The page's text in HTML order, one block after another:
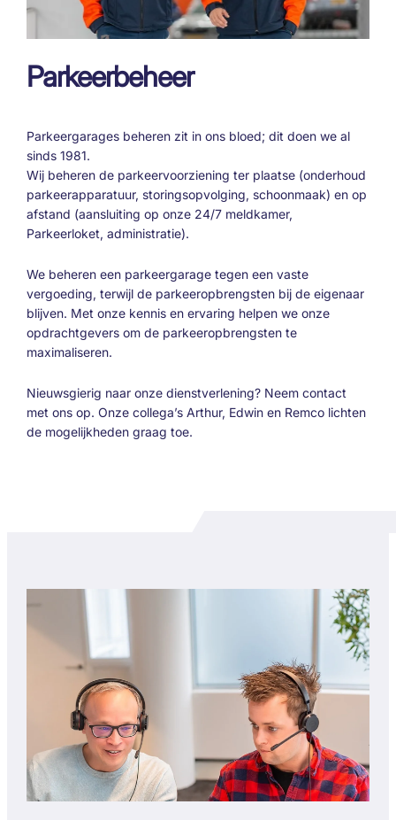
Parkeerbeheer
Parkeergarages beheren zit in ons bloed; dit doen we al
sinds 1981.
Wij beheren de parkeervoorziening ter plaatse (onderhoud
parkeerapparatuur, storingsopvolging, schoonmaak) en op
afstand (aansluiting op onze 24/7 meldkamer,
Parkeerloket, administratie).
We beheren een parkeergarage tegen een vaste
vergoeding, terwijl de parkeeropbrengsten bij de eigenaar
blijven. Met onze kennis en ervaring helpen we onze
opdrachtgevers om de parkeeropbrengsten te
maximaliseren.
Nieuwsgierig naar onze dienstverlening? Neem contact
met ons op. Onze collega’s Arthur, Edwin en Remco lichten
de mogelijkheden graag toe.